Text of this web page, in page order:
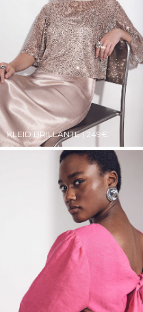
KLEID BRILLANTE | 249€